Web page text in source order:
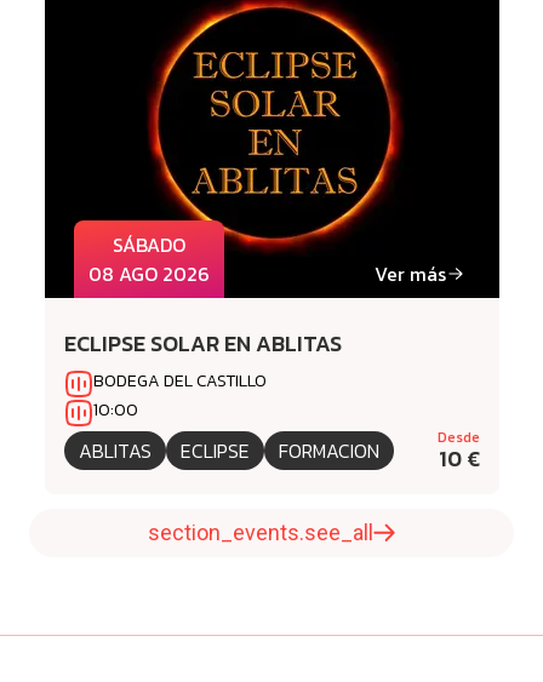
SÁBADO
08 AGO 2026
Ver más
ECLIPSE SOLAR EN ABLITAS
BODEGA DEL CASTILLO
10:00
ABLITAS ECLIPSE FORMACION Desde
10 €
section_events.see_all